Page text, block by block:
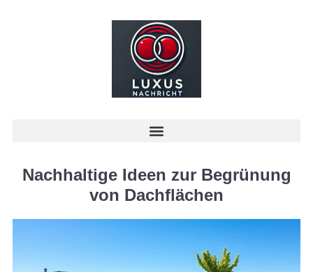
Nachhaltige Ideen zur Begrünung
von Dachflächen